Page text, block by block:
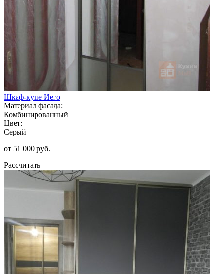
Шкаф-купе Иего
Материал фасада:
Комбинированный
Цвет:
Серый
от 51 000 руб.
Рассчитать